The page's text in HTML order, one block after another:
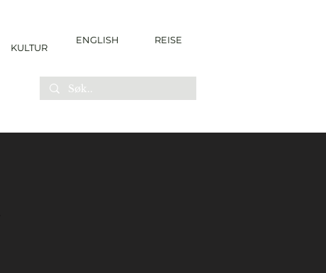
KULTUR
ENGLISH REISE